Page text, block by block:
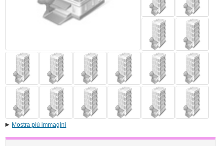
Mostra più immagini